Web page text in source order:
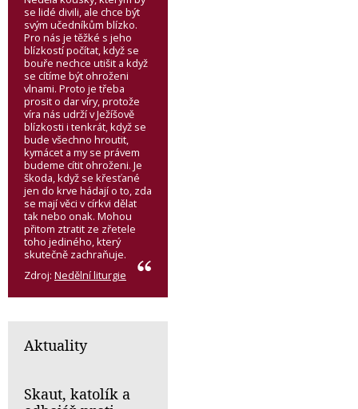
se lidé divili, ale chce být
svým učedníkům blízko.
Pro nás je těžké s jeho
blízkostí počítat, když se
bouře nechce utišit a když
se cítíme být ohroženi
vlnami. Proto je třeba
prosit o dar víry, protože
víra nás udrží v Ježíšově
blízkosti i tenkrát, když se
bude všechno hroutit,
kymácet a my se právem
budeme cítit ohroženi. Je
škoda, když se křesťané
jen do krve hádají o to, zda
se mají věci v církvi dělat
tak nebo onak. Mohou
přitom ztratit ze zřetele
toho jediného, který
skutečně zachraňuje.
Zdroj: Nedělní liturgie
Aktuality
Skaut, katolík a